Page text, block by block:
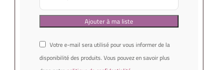
Votre e-mail sera utilisé pour vous informer de la
disponibilité des produits. Vous pouvez en savoir plus